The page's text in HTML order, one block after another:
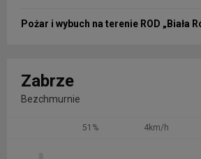
Pożar i wybuch na terenie ROD „Biała
Zabrze
Bezchmurnie
51% 4km/h